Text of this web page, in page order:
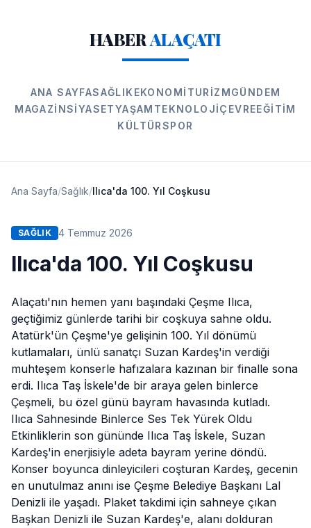
HABERALAÇATI
ANA SAYFASAĞLIK EKONOMI TURIZMGÜNDEM
MAGAZINSIYASETYAŞAM TEKNOLOJIÇEVREEĞITIM
KÜLTÜRSPOR
Ana Sayfa/Sağlık/Ilıca'da 100. Yıl Coşkusu
SAĞLIK 4 Temmuz 2026
Ilıca'da 100. Yıl Coşkusu
Alaçatı'nın hemen yanı başındaki Çeşme Ilıca,
geçtiğimiz günlerde tarihi bir coşkuya sahne oldu.
Atatürk'ün Çeşme'ye gelişinin 100. Yıl dönümü
kutlamaları, ünlü sanatçı Suzan Kardeş'in verdiği
muhteşem konserle hafızalara kazınan bir finalle sona
erdi. Ilıca Taş İskele'de bir araya gelen binlerce
Çeşmeli, bu özel günü bayram havasında kutladı.
Ilıca Sahnesinde Binlerce Ses Tek Yürek Oldu
Etkinliklerin son gününde Ilıca Taş İskele, Suzan
Kardeş'in enerjisiyle adeta bayram yerine döndü.
Konser boyunca dinleyicileri coşturan Kardeş, gecenin
en unutulmaz anını ise Çeşme Belediye Başkanı Lal
Denizli ile yaşadı. Plaket takdimi için sahneye çıkan
Başkan Denizli ile Suzan Kardeş'e, alanı dolduran